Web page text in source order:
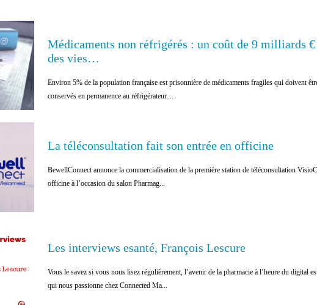
Médicaments non réfrigérés : un coût de 9 milliards
des vies…
Environ 5% de la population française est prisonnière de médicaments fragiles qui doivent
conservés en permanence au réfrigérateur....
La téléconsultation fait son entrée en officine
BewellConnect annonce la commercialisation de la première station de téléconsultation
officine à l’occasion du salon Pharmag...
Les interviews esanté, François Lescure
Vous le savez si vous nous lisez régulièrement, l’avenir de la pharmacie à l’heure du digital
qui nous passionne chez Connected Ma...